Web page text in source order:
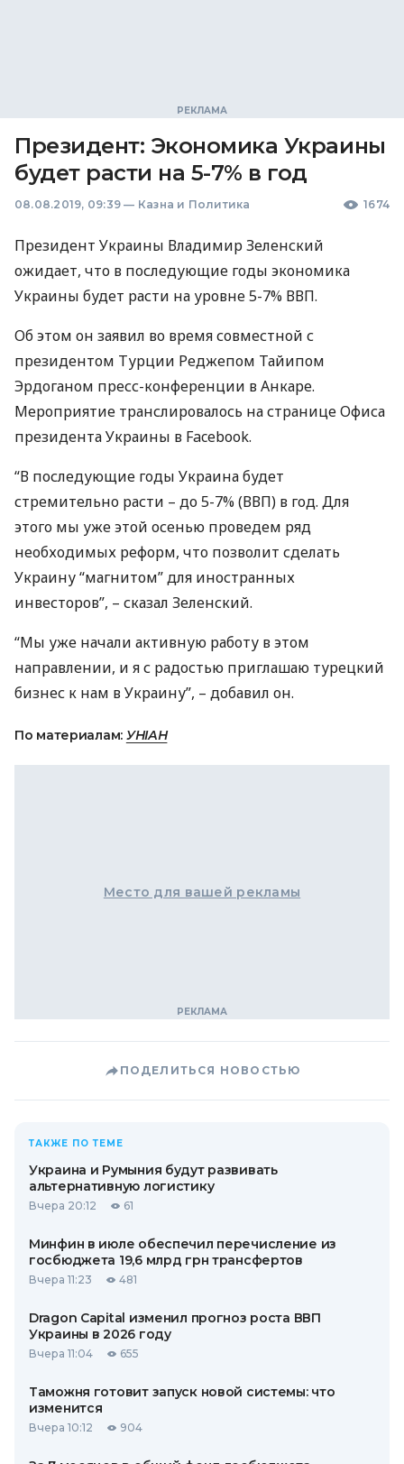
Президент: Экономика Украины
будет расти на 5-7% в год
08.08.2019, 09:39 — Казна и Политика 1674
Президент Украины Владимир Зеленский
ожидает, что в последующие годы экономика
Украины будет расти на уровне 5-7% ВВП.
Об этом он заявил во время совместной с
президентом Турции Реджепом Тайипом
Эрдоганом пресс-конференции в Анкаре.
Мероприятие транслировалось на странице Офиса
президента Украины в Facebook.
“В последующие годы Украина будет
стремительно расти – до 5-7% (ВВП) в год. Для
этого мы уже этой осенью проведем ряд
необходимых реформ, что позволит сделать
Украину “магнитом” для иностранных
инвесторов”, – сказал Зеленский.
“Мы уже начали активную работу в этом
направлении, и я с радостью приглашаю турецкий
бизнес к нам в Украину”, – добавил он.
По материалам: УНІАН
Место для вашей рекламы
ПОДЕЛИТЬСЯ НОВОСТЬЮ
ТАКЖЕ ПО ТЕМЕ
Украина и Румыния будут развивать
альтернативную логистику
Вчера 20:12 61
Минфин в июле обеспечил перечисление из
госбюджета 19,6 млрд грн трансфертов
Вчера 11:23 481
Dragon Capital изменил прогноз роста ВВП
Украины в 2026 году
Вчера 11:04 655
Таможня готовит запуск новой системы: что
изменится
Вчера 10:12 904